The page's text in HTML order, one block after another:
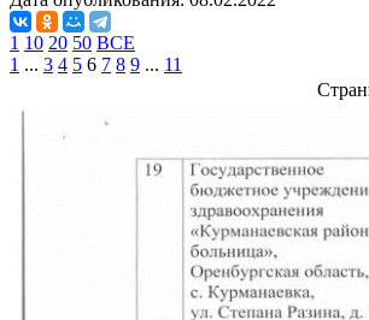
1 10 20 50 ВСЕ
1 ... 3 4 5 6 7 8 9 ... 11